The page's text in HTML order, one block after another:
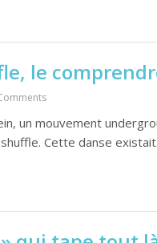
le
un mouvement
Cette danse